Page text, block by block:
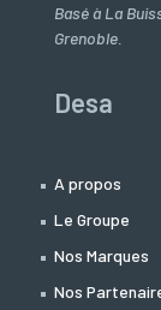
Basé à La
Grenoble.
Desa
A propos
Le Groupe
Nos Marques
Nos